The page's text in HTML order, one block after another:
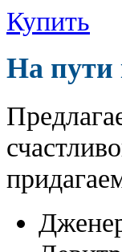
Купить
На пути